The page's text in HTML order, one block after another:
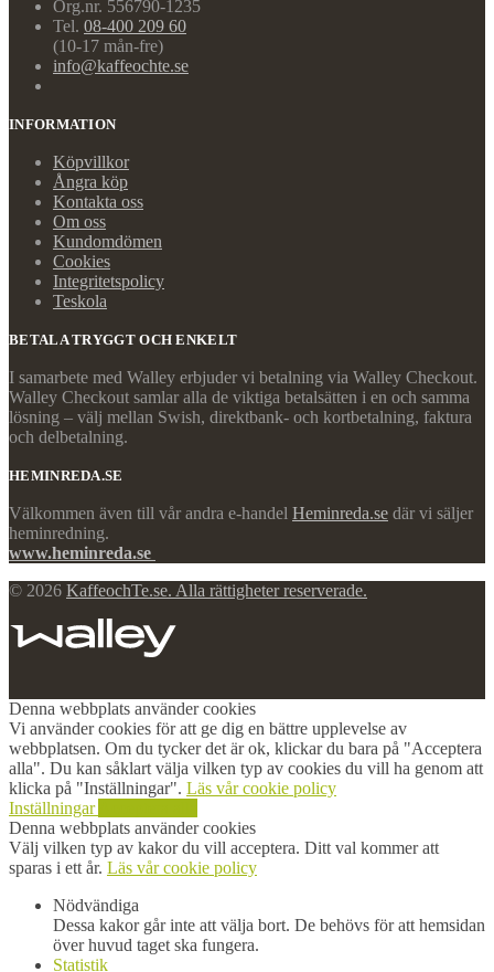
Org.nr. 556790-1235
Tel. 08-400 209 60
(10-17 mån-fre)
info@kaffeochte.se
INFORMATION
Köpvillkor
Ångra köp
Kontakta oss
Om oss
Kundomdömen
Cookies
Integritetspolicy
Teskola
BETALA TRYGGT OCH ENKELT
I samarbete med Walley erbjuder vi betalning via Walley Checkout.
Walley Checkout samlar alla de viktiga betalsätten i en och samma
lösning – välj mellan Swish, direktbank- och kortbetalning, faktura
och delbetalning.
HEMINREDA.SE
Välkommen även till vår andra e-handel Heminreda.se där vi säljer
heminredning.
www.heminreda.se
© 2026 KaffeochTe.se. Alla rättigheter reserverade.
Denna webbplats använder cookies
Vi använder cookies för att ge dig en bättre upplevelse av
webbplatsen. Om du tycker det är ok, klickar du bara på "Acceptera
alla". Du kan såklart välja vilken typ av cookies du vill ha genom att
klicka på "Inställningar". Läs vår cookie policy
Inställningar
Denna webbplats använder cookies
Välj vilken typ av kakor du vill acceptera. Ditt val kommer att
sparas i ett år. Läs vår cookie policy
Nödvändiga
Dessa kakor går inte att välja bort. De behövs för att hemsidan
över huvud taget ska fungera.
Statistik